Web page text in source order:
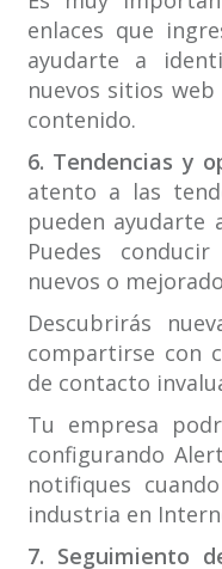
enlaces que
ayudarte a
nuevos sitios
contenido.
6. Tendencias y
atento a las
pueden ayudarte
Puedes
nuevos o
Descubrirás
compartirse con
de contacto
Tu empresa
configurando
notifiques
industria en
7. Seguimiento